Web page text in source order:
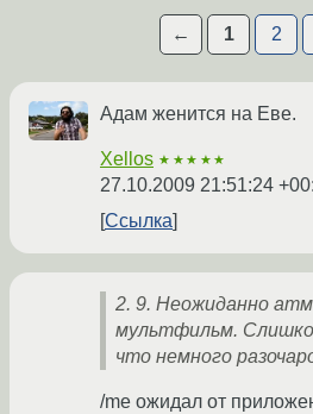
← 1 2
Адам женится на Еве.
Xellos ★★★★★
27.10.2009 21:51:24
Ссылка
2. 9. Неожиданно
мультфильм.
что немного
/me ожидал от